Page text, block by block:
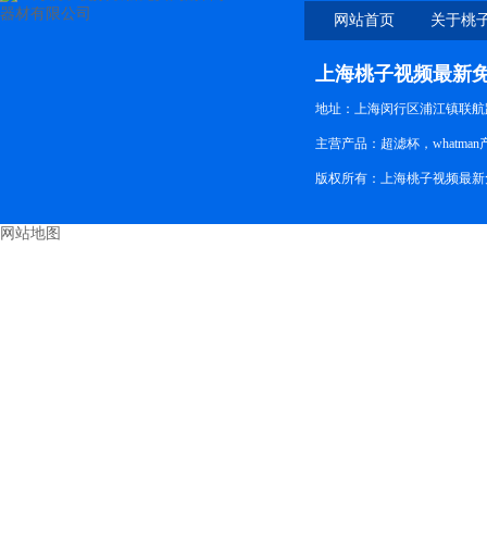
网站首页 关于桃
新免
上海桃子视频最新
地址：上海闵行区浦江镇联
主营产品：超滤杯，
版权所有：上海桃子视频最
网站地图